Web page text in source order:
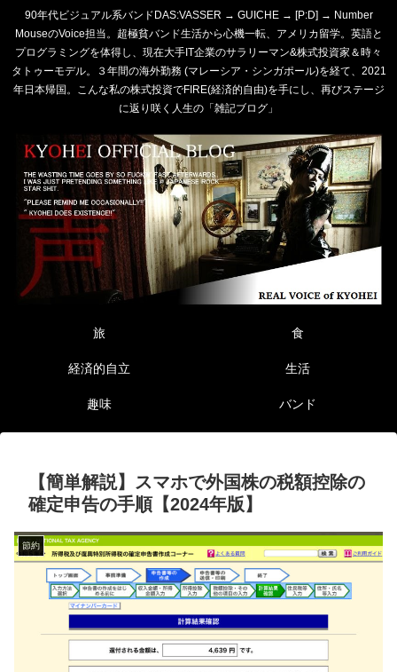
90年代ビジュアル系バンドDAS:VASSER → GUICHE → [P:D] → Number
MouseのVoice担当。超極貧バンド生活から心機一転、アメリカ留学。英語と
プログラミングを体得し、現在大手IT企業のサラリーマン&株式投資家＆時々
タトゥーモデル。３年間の海外勤務 (マレーシア・シンガポール)を経て、2021
年日本帰国。こんな私の株式投資でFIRE(経済的自由)を手にし、再びステージ
に返り咲く人生の「雑記ブログ」
旅 食
経済的自立 生活
趣味 バンド
【簡単解説】スマホで外国株の税額控除の
確定申告の手順【2024年版】
節約